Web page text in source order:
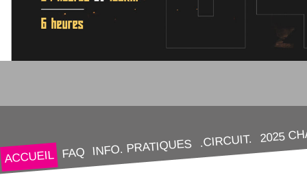
ACCUEIL FAQ INFO. PRATIQUES .CIRCUIT. 2025